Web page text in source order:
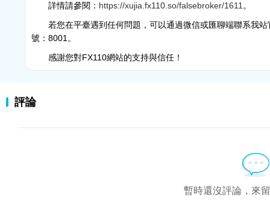
詳情請參閱： https://xujia.fx110.so/falsebroker/1611 。
若您在平臺遇到任何問題，可以通過微信或匯聊端聯系我
號：8001。
感謝您對FX110網站的支持與信任！
評論
暫時還沒評論，來